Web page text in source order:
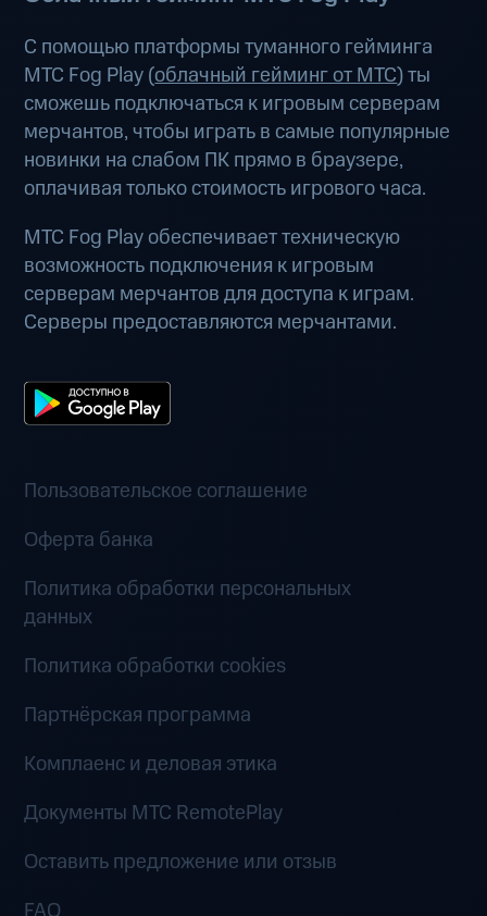
С помощью платформы туманного гейминга
МТС Fog Play (облачный гейминг от МТС) ты
сможешь подключаться к игровым серверам
мерчантов, чтобы играть в самые популярные
новинки на слабом ПК прямо в браузере,
оплачивая только стоимость игрового часа.
МТС Fog Play обеспечивает техническую
возможность подключения к игровым
серверам мерчантов для доступа к играм.
Серверы предоставляются мерчантами.
Пользовательское соглашение
Оферта банка
Политика обработки персональных
данных
Политика обработки cookies
Партнёрская программа
Комплаенс и деловая этика
Документы MTC RemotePlay
Оставить предложение или отзыв